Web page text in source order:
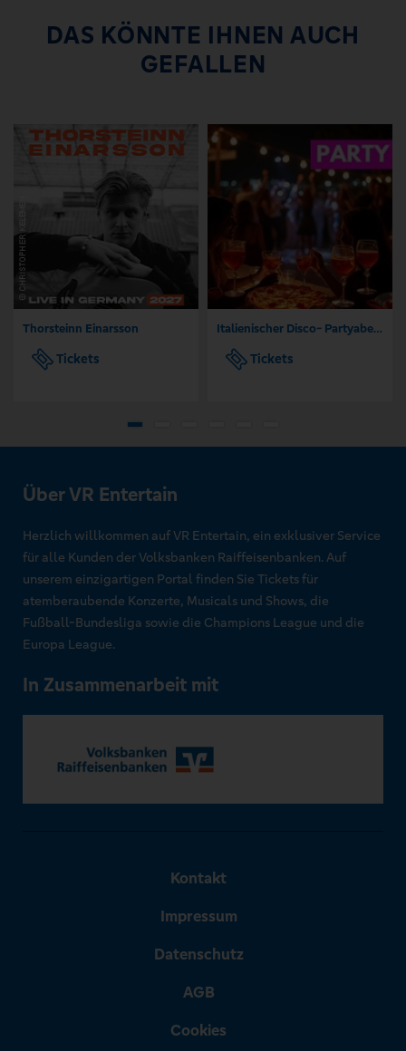
DAS KÖNNTE IHNEN AUCH
GEFALLEN
Thorsteinn Einarsson
Tickets
Italienischer Disco- Partyabend mit DJ Lupo
Tickets
Über VR Entertain
Herzlich willkommen auf VR Entertain, ein exklusiver Service
für alle Kunden der Volksbanken Raiffeisenbanken. Auf
unserem einzigartigen Portal finden Sie Tickets für
atemberaubende Konzerte, Musicals und Shows, die
Fußball-Bundesliga sowie die Champions League und die
Europa League.
In Zusammenarbeit mit
Kontakt
Impressum
Datenschutz
AGB
Cookies